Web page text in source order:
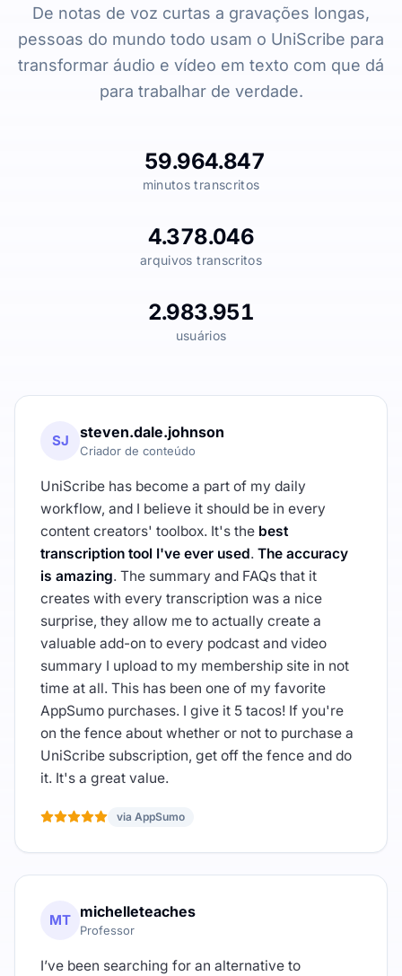
De notas de voz curtas a gravações longas,
pessoas do mundo todo usam o UniScribe para
transformar áudio e vídeo em texto com que dá
para trabalhar de verdade.
59.964.847
minutos transcritos
4.378.046
arquivos transcritos
2.983.951
usuários
SJ steven.dale.johnson
Criador de conteúdo
UniScribe has become a part of my daily
workflow, and I believe it should be in every
content creators' toolbox. It's the best
transcription tool I've ever used. The accuracy
is amazing. The summary and FAQs that it
creates with every transcription was a nice
surprise, they allow me to actually create a
valuable add-on to every podcast and video
summary I upload to my membership site in not
time at all. This has been one of my favorite
AppSumo purchases. I give it 5 tacos! If you're
on the fence about whether or not to purchase a
UniScribe subscription, get off the fence and do
it. It's a great value.
via AppSumo
MT michelleteaches
Professor
I’ve been searching for an alternative to